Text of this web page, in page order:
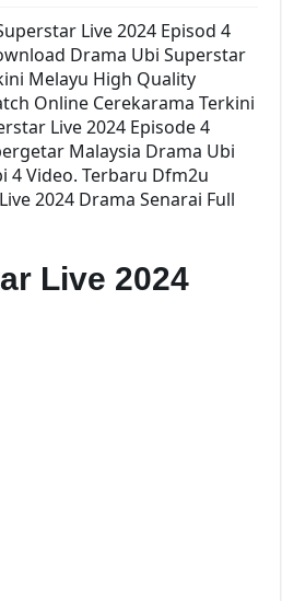
Live 2024 Episod 4
Drama Ubi Superstar
Melayu High Quality
Online Cerekarama Terkini
Live 2024 Episode 4
Malaysia Drama Ubi
4 Video. Terbaru Dfm2u
2024 Drama Senarai Full
Live 2024